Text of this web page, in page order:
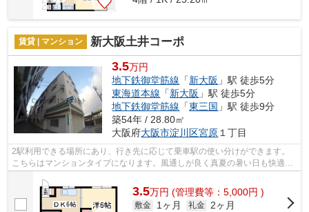
賃貸 | マンション 新大阪土井コーポ
3.5万円
地下鉄御堂筋線 「新大阪 」駅 徒歩5分
東海道本線 「新大阪 」駅 徒歩5分
地下鉄御堂筋線 「東三国 」駅 徒歩9分
築54年 / 28.80㎡
大阪府大阪市淀川区宮原１丁目
2駅利用できる場所にあり、行き先に応じて乗車駅の使い分けができます。
こちらはマンションタイプになります。風通しが良く真夏の暑い日も快適に
3.5万円 (管理費等：5,000円 )
敷金 1ヶ月 礼金
2ヶ月